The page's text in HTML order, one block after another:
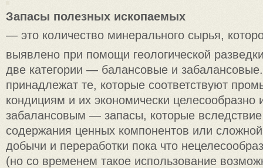
Запасы полезных ископаемых
— это количество минерального сырья,
выявлено при помощи геологической
две категории — балансовые и
принадлежат те, которые соответствуют
кондициям и их экономически целесообразно
забалансовым — запасы, которые вследствие
содержания ценных компонентов или сложной
добычи и переработки пока что
(но со временем такое использование